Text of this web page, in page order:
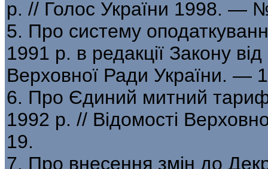
р. // Голос України 1998. —
5. Про систему
1991 р. в редакції Закону
Верховної Ради України.
6. Про Єдиний митний
1992 р. // Відомості
19.
7. Про внесення змін до